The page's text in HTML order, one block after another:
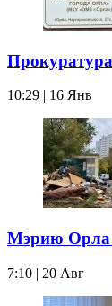
10:29 | 16 Янв
Мэрию Орла
7:10 | 20 Авг